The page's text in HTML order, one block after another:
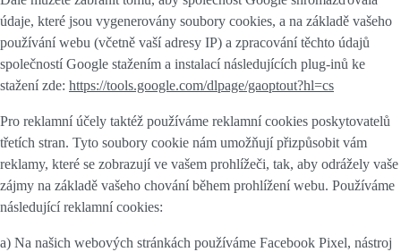
údaje, které jsou vygenerovány soubory cookies, a na základě vašeho
používání webu (včetně vaší adresy IP) a zpracování těchto údajů
společností Google stažením a instalací následujících plug-inů ke
stažení zde: https://tools.google.com/dlpage/gaoptout?hl=cs
Pro reklamní účely taktéž používáme reklamní cookies poskytovatelů
třetích stran. Tyto soubory cookie nám umožňují přizpůsobit vám
reklamy, které se zobrazují ve vašem prohlížeči, tak, aby odrážely vaše
zájmy na základě vašeho chování během prohlížení webu. Používáme
následující reklamní cookies:
a) Na našich webových stránkách používáme Facebook Pixel, nástroj